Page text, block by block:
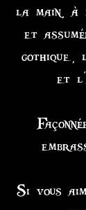
la main, à
et
gothique,
et
Si vous